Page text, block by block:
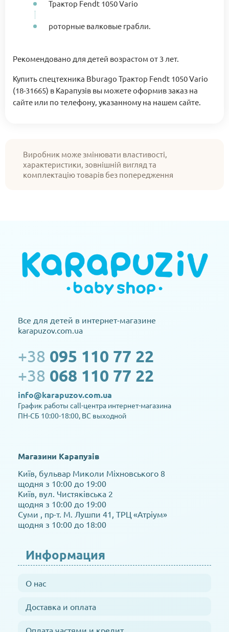
Трактор Fendt 1050 Vario
роторные валковые грабли.
Рекомендовано для детей возрастом от 3 лет.
Купить спецтехника Bburago Трактор Fendt 1050 Vario
(18-31665) в Карапузів вы можете оформив заказ на
сайте или по телефону, указанному на нашем сайте.
Виробник може змінювати властивості,
характеристики, зовнішній вигляд та
комплектацію товарів без попередження
Все для детей в интернет-магазине
karapuzov.com.ua
+38 095 110 77 22
+38 068 110 77 22
info@karapuzov.com.ua
График работы call-центра интернет-магазина
ПН-СБ 10:00-18:00, ВС выходной
Магазини Карапузів
Київ, бульвар Миколи Міхновського 8
щодня з 10:00 до 19:00
Київ, вул. Чистяківська 2
щодня з 10:00 до 19:00
Суми , пр-т. М. Лушпи 41, ТРЦ «Атріум»
щодня з 10:00 до 18:00
Информация
О нас
Доставка и оплата
Оплата частями и кредит